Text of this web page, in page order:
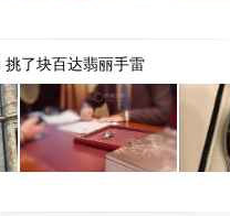
了块百达翡丽手雷